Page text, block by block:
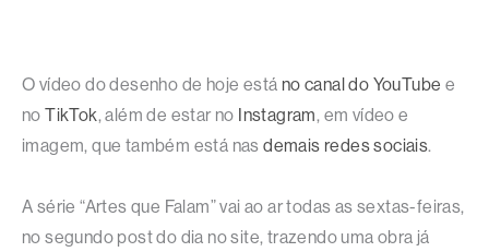
O vídeo do desenho de hoje está no canal do YouTube e
noTikTok, além de estar no Instagram, em vídeo e
imagem, que também está nasdemais redes sociais.
A série “Artes que Falam” vai ao ar todas as sextas-feiras,
no segundo post do dia no site, trazendo uma obra já